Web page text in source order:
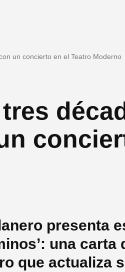
un concierto en el Teatro Moderno
presenta
una carta
que actualiza